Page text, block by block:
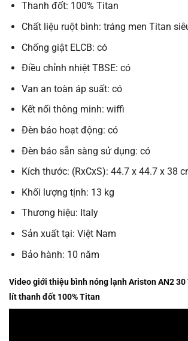
Thanh đốt: 100% Titan
Chất liệu ruột bình: tráng men Titan
Chống giật ELCB: có
Điều chỉnh nhiệt TBSE: có
Van an toàn áp suất: có
Kết nối thông minh: wiffi
Đèn báo hoạt động: có
Đèn báo sẵn sàng sử dụng: có
Kích thước: (RxCxS): 44.7 x 44.7 x 38
Khối lượng tịnh: 13 kg
Thương hiệu: Italy
Sản xuất tại: Việt Nam
Bảo hành: 10 năm
Video giới thiệu bình nóng lạnh Ariston AN2 30
lít thanh đốt 100% Titan